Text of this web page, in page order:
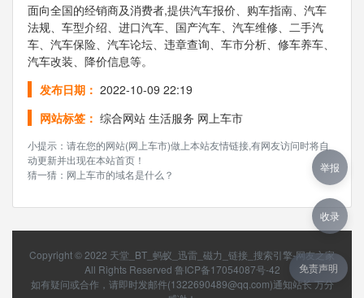
面向全国的经销商及消费者,提供汽车报价、购车指南、汽车
法规、车型介绍、进口汽车、国产汽车、汽车维修、二手汽
车、汽车保险、汽车论坛、违章查询、车市分析、修车养车、
汽车改装、降价信息等。
发布日期： 2022-10-09 22:19
网站标签： 综合网站 生活服务 网上车市
小提示：请在您的网站(网上车市)做上本站友情链接,有网友访问时将自
动更新并出现在本站首页！
猜一猜：网上车市的域名是什么？
Copyright © 2022 天堂_BT_蚂蚁_迅雷_磁力_链接_搜索引擎-网友之家
All Rights Reserved 鲁ICP备17054087号-42
如有疑问或合作，请即时发邮件(1322690489@qq.com)通知站长 万分
免责声明
举报
收录